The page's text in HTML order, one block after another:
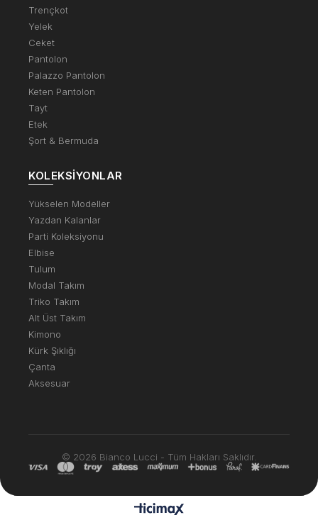
Trençkot
Yelek
Ceket
Pantolon
Palazzo Pantolon
Keten Pantolon
Tayt
Etek
Şort & Bermuda
KOLEKSIYONLAR
Yükselen Modeller
Yazdan Kalanlar
Parti Koleksiyonu
Elbise
Tulum
Modal Takım
Triko Takım
Alt Üst Takım
Kimono
Kürk Şıklığı
Çanta
Aksesuar
© 2026 Bianco Lucci - Tüm Hakları Saklıdır.